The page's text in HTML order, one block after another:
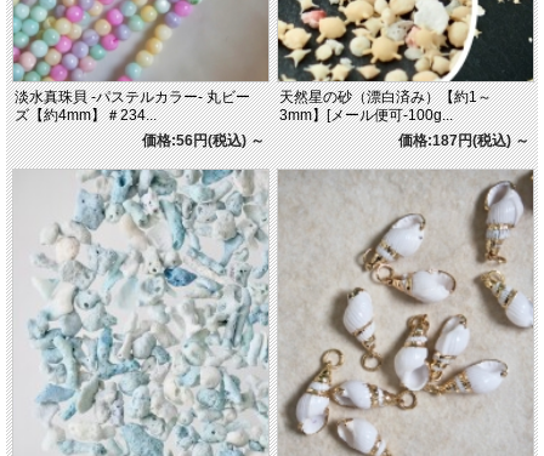
淡水真珠貝 -パステルカラー- 丸ビー
ズ【約4mm】＃234...
価格:56円(税込)～
天然星の砂（漂白済み）【約1～
3mm】[メール便可-100g...
価格:187円(税込)～